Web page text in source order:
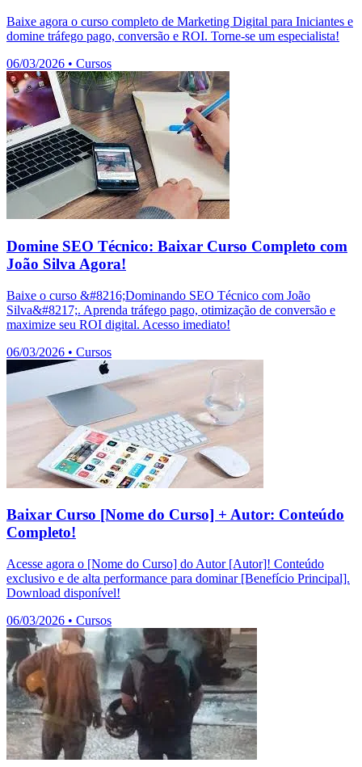
Baixe agora o curso completo de Marketing Digital para Iniciantes e
domine tráfego pago, conversão e ROI. Torne-se um especialista!
06/03/2026 • Cursos
Domine SEO Técnico: Baixar Curso Completo com
João Silva Agora!
Baixe o curso &#8216;Dominando SEO Técnico com João
Silva&#8217;. Aprenda tráfego pago, otimização de conversão e
maximize seu ROI digital. Acesso imediato!
06/03/2026 • Cursos
Baixar Curso [Nome do Curso] + Autor: Conteúdo
Completo!
Acesse agora o [Nome do Curso] do Autor [Autor]! Conteúdo
exclusivo e de alta performance para dominar [Benefício Principal].
Download disponível!
06/03/2026 • Cursos